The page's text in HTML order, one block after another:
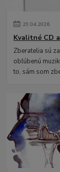
29.04.2026
Kvalitné CD
Zberatelia sú
obľúbenú
to, sám som